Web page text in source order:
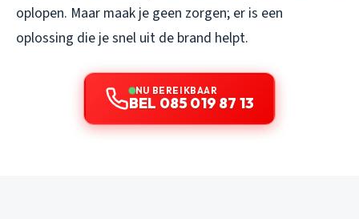
oplopen. Maar maak je geen zorgen; er is een
oplossing die je snel uit de brand helpt.
NU BEREIKBAAR
BEL 085 019 87 13